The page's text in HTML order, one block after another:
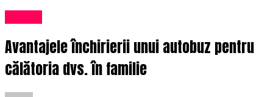
Avantajele închirierii unui autobuz pentru
călătoria dvs. în familie